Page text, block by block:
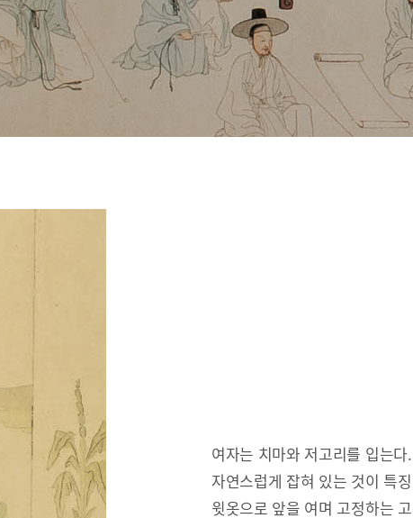
여자는 치마와 저고리를 입는
자연스럽게 잡혀 있는 것이 특
윗옷으로 앞을 여며 고정하는